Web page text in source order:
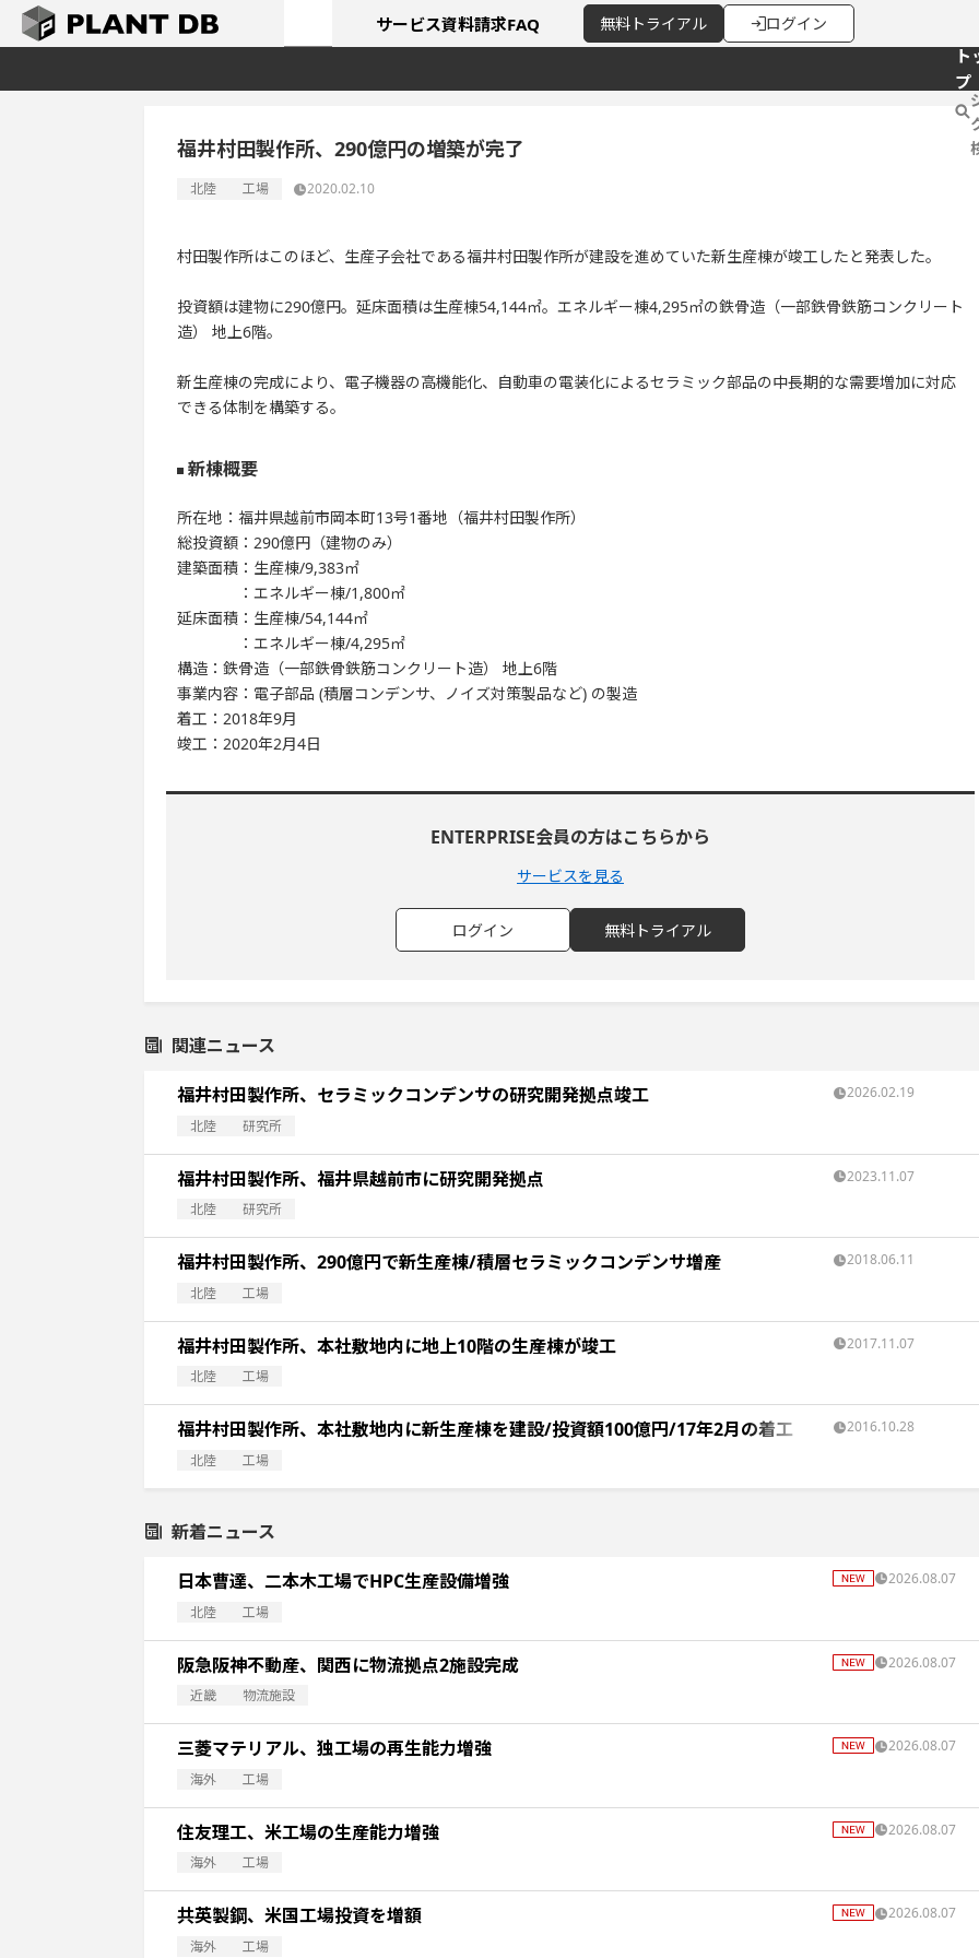
無料 トライアル ログイン
サービス資料請求FAQ
ト
プ
福井村田製作所、290億円の増築が完了
北陸 工場 2020.02.10
村田製作所はこのほど、生産子会社である福井村田製作所が建設を進めていた新生産棟が竣工したと発表した。
投資額は建物に290億円。延床面積は生産棟54,144㎡。エネルギー棟4,295㎡の鉄骨造（一部鉄骨鉄筋コンクリート
造） 地上6階。
新生産棟の完成により、電子機器の高機能化、自動車の電装化によるセラミック部品の中長期的な需要増加に対応
できる体制を構築する。
新棟概要
所在地：福井県越前市岡本町13号1番地（福井村田製作所）
総投資額：290億円（建物のみ）
建築面積：生産棟/9,383㎡
：エネルギー棟/1,800㎡
延床面積：生産棟/54,144㎡
：エネルギー棟/4,295㎡
構造：鉄骨造（一部鉄骨鉄筋コンクリート造） 地上6階
事業内容：電子部品 (積層コンデンサ、ノイズ対策製品など) の製造
着工：2018年9月
竣工：2020年2月4日
ENTERPRISE会員の方はこちらから
サービスを見る
ログイン 無料トライアル
関連ニュース
福井村田製作所、セラミックコンデンサの研究開発拠点竣工
北陸 研究所
2026.02.19
福井村田製作所、福井県越前市に研究開発拠点
北陸 研究所
2023.11.07
福井村田製作所、290億円で新生産棟/積層セラミックコンデンサ増産
北陸 工場
2018.06.11
福井村田製作所、本社敷地内に地上10階の生産棟が竣工
北陸 工場
2017.11.07
福井村田製作所、本社敷地内に新生産棟を建設/投資額100億円/17年2月の着工
北陸 工場
2016.10.28
新着ニュース
日本曹達、二本木工場でHPC生産設備増強
北陸 工場
2026.08.07
阪急阪神不動産、関西に物流拠点2施設完成
近畿 物流施設
2026.08.07
三菱マテリアル、独工場の再生能力増強
海外 工場
2026.08.07
住友理工、米工場の生産能力増強
海外 工場
2026.08.07
共英製鋼、米国工場投資を増額
海外 工場
2026.08.07